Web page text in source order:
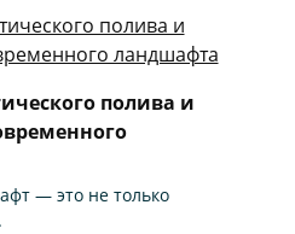
полива и
— это не только